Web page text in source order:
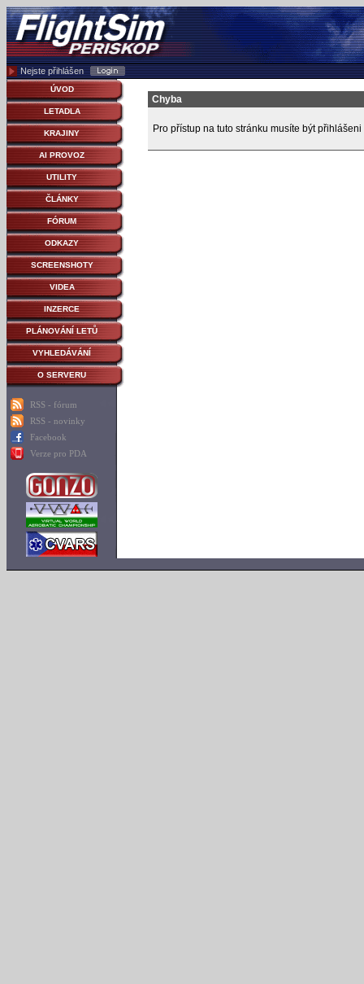
Nejste přihlášen
ÚVOD
LETADLA
KRAJINY
AI PROVOZ
UTILITY
ČLÁNKY
FÓRUM
ODKAZY
SCREENSHOTY
VIDEA
INZERCE
PLÁNOVÁNÍ LETŮ
VYHLEDÁVÁNÍ
O SERVERU
RSS - fórum
RSS - novinky
Facebook
Verze pro PDA
Chyba
Pro přístup na tuto stránku musíte být přihlášeni